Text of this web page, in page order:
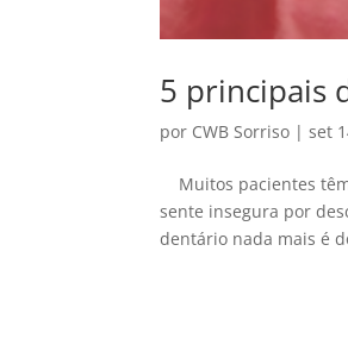
5 principais
por CWB Sorriso |set
Muitos pacientes
sente insegura por
dentário nada mais é